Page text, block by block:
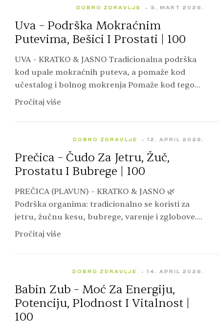
3. MART 2026.
DOBRO ZDRAVLJE
Uva – Podrška Mokraćnim
Putevima, Bešici I Prostati | 100
UVA – KRATKO & JASNO Tradicionalna podrška
kod upale mokraćnih puteva, a pomaže kod
učestalog i bolnog mokrenja Pomaže kod tegoba
sa bešikom i prostatom Sadrži arbutin – prirodni
Pročitaj više
12. APRIL 2026.
DOBRO ZDRAVLJE
Prečica – Čudo Za Jetru, Žuč,
Prostatu I Bubrege | 100
PREČICA (PLAVUN) – KRATKO & JASNO 🌿
Podrška organima: tradicionalno se koristi za
jetru, žučnu kesu, bubrege, varenje i zglobove.
🍵 Način delovanja: smatra se snažnom biljkom
Pročitaj više
14. APRIL 2026.
DOBRO ZDRAVLJE
Babin Zub – Moć Za Energiju,
Potenciju, Plodnost I Vitalnost |
100